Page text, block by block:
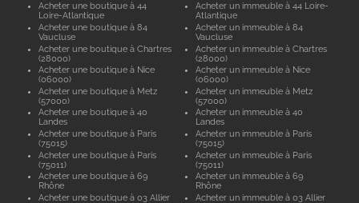
Acheter une boutique à 44
Loire-Atlantique
Acheter une boutique à 84
Vaucluse
Acheter une boutique à Chartres
(28000)
Acheter une boutique à Nice
(06000)
Acheter une boutique à Metz
(57000)
Acheter une boutique à 40
Landes
Acheter une boutique à Paris
(75015)
Acheter une boutique à Paris
(75011)
Acheter une boutique à 69
Rhône
Acheter une boutique à 03 Allier
Acheter un immeuble à 44 Loire-
Atlantique
Acheter un immeuble à 84
Vaucluse
Acheter un immeuble à Chartres
(28000)
Acheter un immeuble à Nice
(06000)
Acheter un immeuble à Metz
(57000)
Acheter un immeuble à 40
Landes
Acheter un immeuble à Paris
(75015)
Acheter un immeuble à Paris
(75011)
Acheter un immeuble à 69
Rhône
Acheter un immeuble à 03 Allier